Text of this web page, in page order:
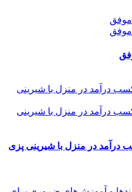
درآمد در منزل با شیرینی پزی